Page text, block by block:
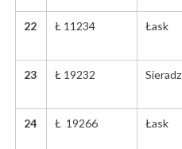
22 Ł 11234 Łask
23 Ł 19232 Sieradz
24 Ł 19266 Łask